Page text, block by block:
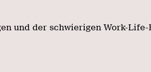
und der schwierigen Work-